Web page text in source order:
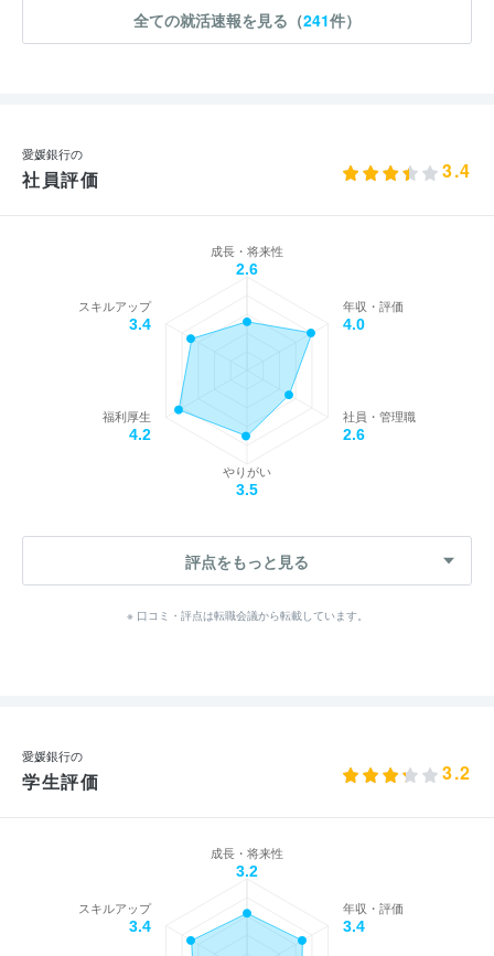
全ての就活速報を見る（241件）
愛媛銀行の
社員評価 3.4
成長・将来性
2.6
年収・評価
4.0
社員・管理職
2.6
やりがい
3.5
福利厚生
4.2
スキルアップ
3.4
評点をもっと見る
※ 口コミ・評点は転職会議から転載しています。
愛媛銀行の
学生評価 3.2
成長・将来性
3.2
年収・評価
3.4
スキルアップ
3.4